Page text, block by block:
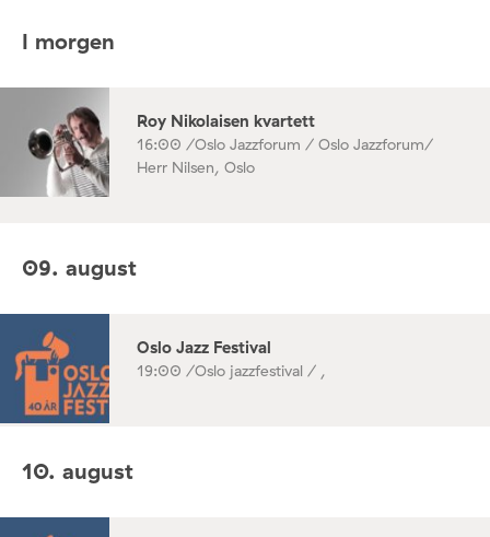
I morgen
Roy Nikolaisen kvartett
16:00 /Oslo Jazzforum / Oslo Jazzforum/
Herr Nilsen, Oslo
09. august
Oslo Jazz Festival
19:00 /Oslo jazzfestival / ,
10. august